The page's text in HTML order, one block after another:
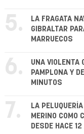
5.
LA FRAGATA
GIBRALTAR
MARRUECOS
6.
UNA VIOLENTA
PAMPLONA Y
MINUTOS
7.
LA
MERINO COMO
DESDE HACE